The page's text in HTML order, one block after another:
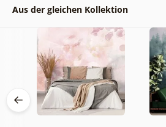
Aus der gleichen Kollektion